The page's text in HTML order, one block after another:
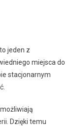
jeden z
miejsca do
stacjonarnym
Dzięki temu